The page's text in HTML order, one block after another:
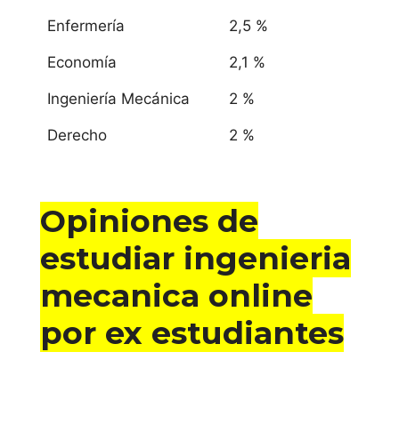
Enfermería 2,5 %
Economía 2,1 %
Ingeniería Mecánica 2 %
Derecho 2 %
Opiniones de
estudiar ingenieria
mecanica online
por ex estudiantes